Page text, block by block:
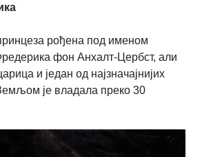
рођена под именом
фон Анхалт-Цербст, али
и једaн од најзначајнијих
је владала преко 30